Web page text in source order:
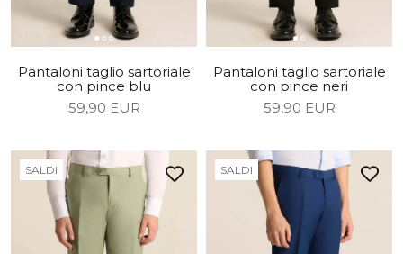
Pantaloni taglio sartoriale
con pince blu
59,90 EUR
Pantaloni taglio sartoriale
con pince neri
59,90 EUR
SALDI SALDI